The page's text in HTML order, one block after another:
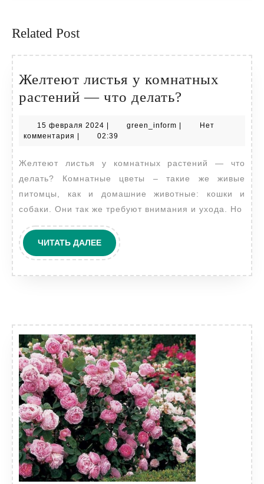
Related Post
Желтеют листья у комнатных
растений — что делать?
комнатных
растений
—
15 февраля 2024 15
февраля
green_inform green_inform
Нет
комментария
02:39
Желтеют листья у комнатных растений — что
делать? Комнатные цветы – такие же живые
питомцы, как и домашние животные: кошки и
собаки. Они так же требуют внимания и ухода. Но
ЧИТАТЬ ДАЛЕЕЧИТАТЬ
ДАЛЕЕ